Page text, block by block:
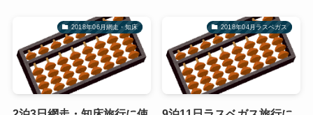
2018年06月網走・知床 2018年04月ラスベガス